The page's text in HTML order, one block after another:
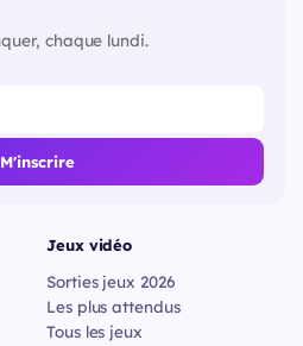
chaque lundi.
M'inscrire
Jeux vidéo
Sorties jeux 2026
Les plus attendus
Tous les jeux